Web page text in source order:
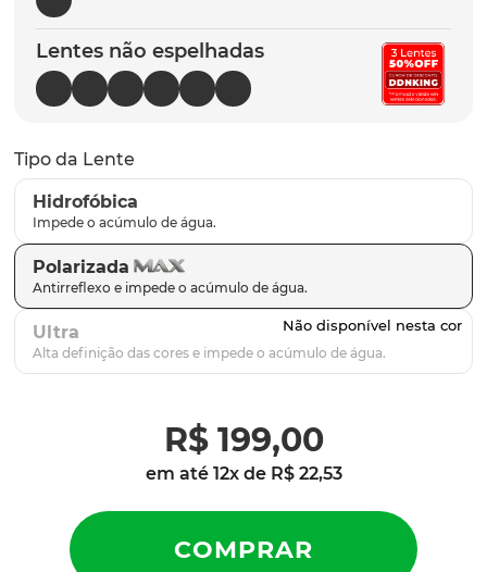
Lentes não espelhadas
Tipo da Lente
Hidrofóbica
Polarizada
Ultra
R$ 199,00
em até 12x de R$ 22,53
7º gasket
8º parafusos
9º latch